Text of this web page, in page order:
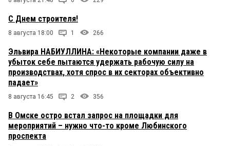
С Днем строителя!
8 августа 18:00 1 266
Эльвира НАБИУЛЛИНА: «Некоторые компании даже в
убыток себе пытаются удержать рабочую силу на
производствах, хотя спрос в их секторах объективно
падает»
8 августа 16:45 2 356
В Омске остро встал запрос на площадки для
мероприятий – нужно что-то кроме Любинского
проспекта